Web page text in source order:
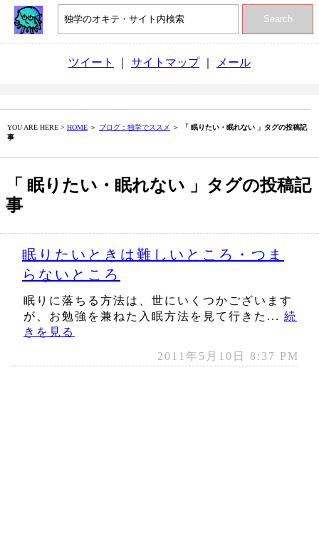
Search
ツイート サイトマップ｜ メール
YOU ARE HERE > HOME ＞ ブログ：独学でススメ ＞
「 眠りたい・眠れない 」タグの投稿記
事
「 眠りたい・眠れない 」タグの投稿記
事
眠りたいときは難しいところ・つま
らないところ
眠りに落ちる方法は、世にいくつかございます
が、お勉強を兼ねた入眠方法を見て行きた... 続
きを見る
2011年5月10日 8:37 PM